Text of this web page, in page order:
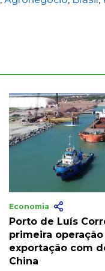
Economia
Porto de Luís
primeira
exportação com
China